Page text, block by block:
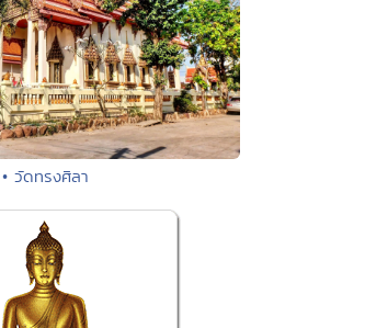
• วัดทรงศิลา